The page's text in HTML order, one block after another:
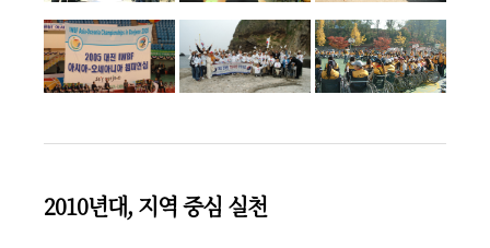
2010년대, 지역 중심 실천